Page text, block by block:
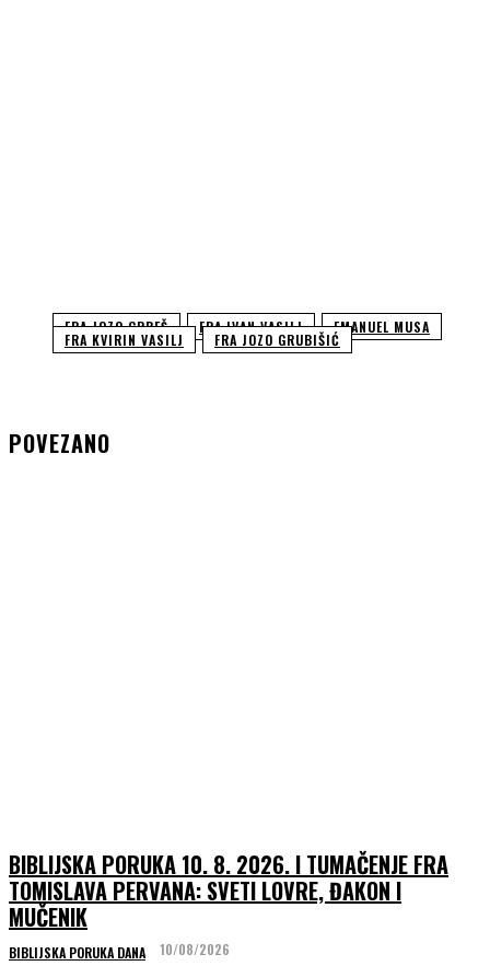
FRA JOZO GRBEŠ FRA IVAN VASILJ EMANUEL MUSA
FRA KVIRIN VASILJ FRA JOZO GRUBIŠIĆ
POVEZANO
BIBLIJSKA PORUKA 10. 8. 2026. I TUMAČENJE FRA
TOMISLAVA PERVANA: SVETI LOVRE, ĐAKON I
MUČENIK
BIBLIJSKA PORUKA DANA 10/08/2026